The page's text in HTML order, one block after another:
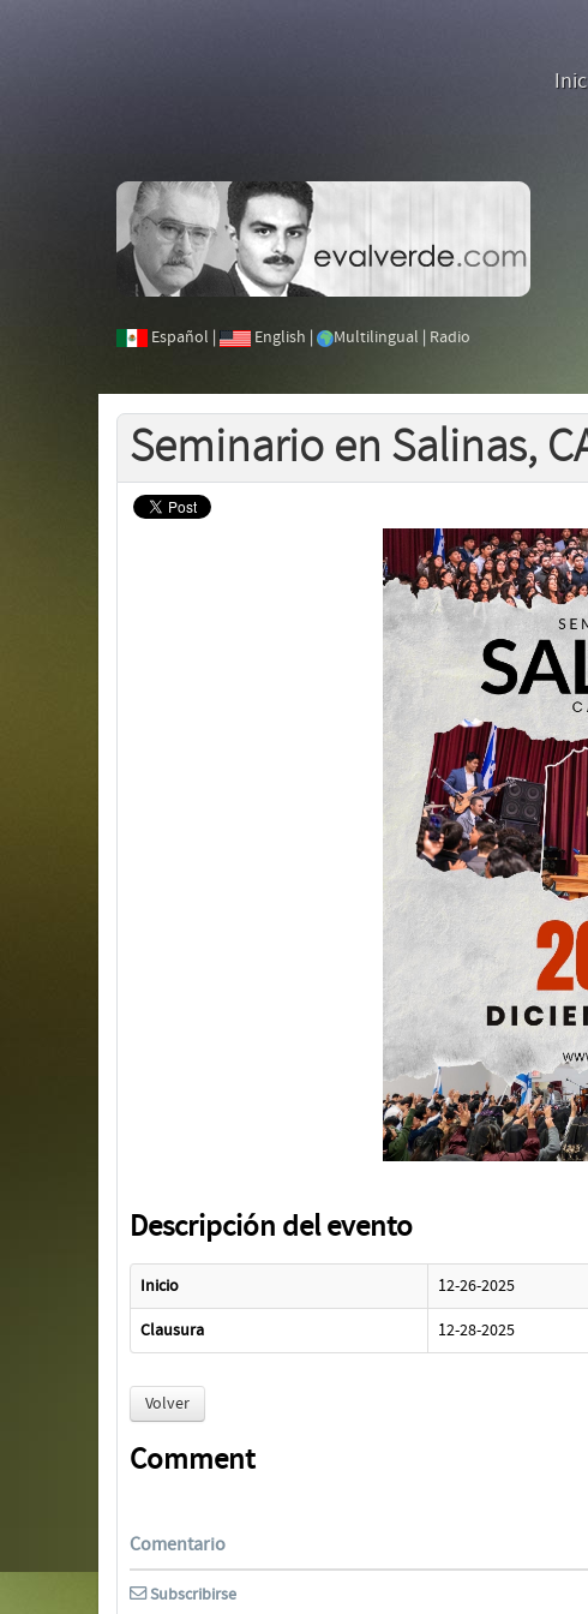
Español English Multilingual Radio
Seminario en Salinas,
Descripción del evento
Inicio 12-26-2025
Clausura 12-28-2025
Volver
Comment
Comentario
Subscribirse